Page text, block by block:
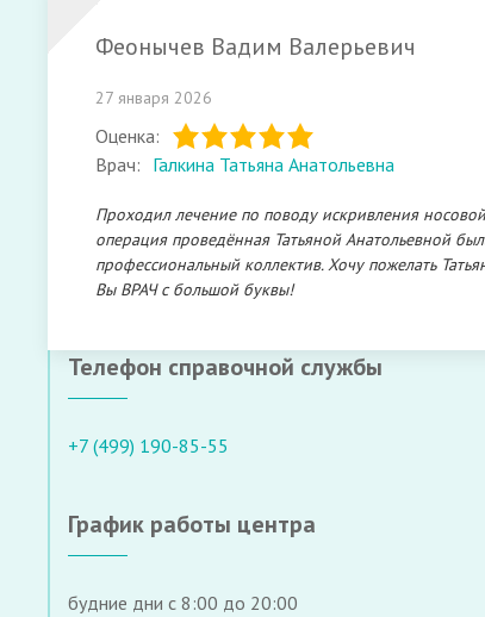
Феонычев Вадим Валерьевич
27 января 2026
Оценка:
Врач: Галкина Татьяна Анатольевна
Проходил лечение по поводу искривления
операция проведённая Татьяной Анатольевной
профессиональный коллектив. Хочу пожелать
Вы ВРАЧ с большой буквы!
Телефон справочной службы
+7 (499) 190-85-55
График работы центра
будние дни с 8:00 до 20:00